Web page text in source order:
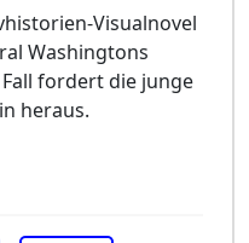
Visualnovel
Washingtons
fordert die junge
heraus.